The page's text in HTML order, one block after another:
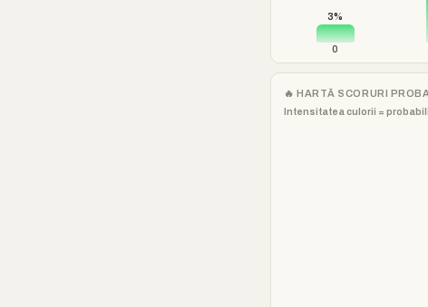
3%
0
🔥 HARTĂ SCORURI
Intensitatea culorii =